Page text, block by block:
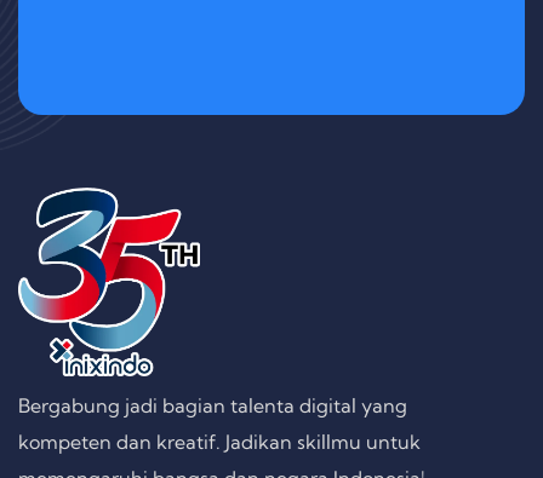
Bergabung jadi bagian talenta digital yang
kompeten dan kreatif. Jadikan skillmu untuk